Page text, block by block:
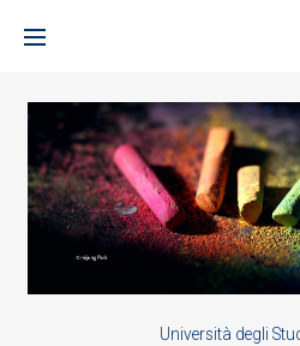
Università degli